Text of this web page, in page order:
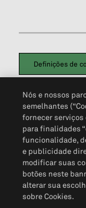
Definições de
Política de
Não Venda Minhas
Nós e nossos
semelhantes
fornecer serviços
para finalidades
funcionalidade,
e publicidade
modificar suas
botões neste
alterar sua
sobre Cookies.